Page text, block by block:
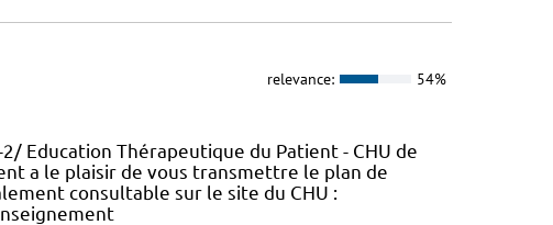
relevance: 54%
Education Thérapeutique du Patient - CHU de
a le plaisir de vous transmettre le plan de
consultable sur le site du CHU :